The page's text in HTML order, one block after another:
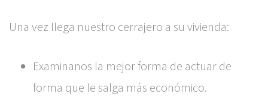
Una vez llega nuestro cerrajero a su vivienda:
Examinanos la mejor forma de actuar de
forma que le salga más económico.